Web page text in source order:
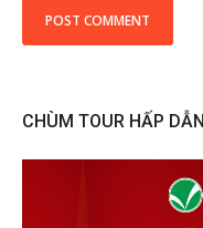
CHÙM TOUR HẤP DẪN